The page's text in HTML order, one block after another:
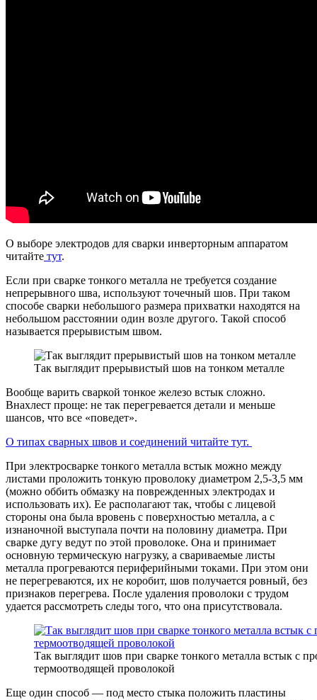
О выборе электродов для сварки инверторным аппаратом
читайте тут.
Если при сварке тонкого металла не требуется создание
непрерывного шва, используют точечный шов. При таком
способе сварки небольшого размера прихватки находятся на
небольшом расстоянии один возле другого. Такой способ
называется прерывистым швом.
Так выглядит прерывистый шов на тонком металле
Вообще варить сваркой тонкое железо встык сложно.
Внахлест проще: не так перегревается детали и меньше
шансов, что все «поведет».
О типах сварных швов и соединений читайте тут.
При электросварке тонкого металла встык можно между
листами проложить тонкую проволоку диаметром 2,5-3,5 мм
(можно оббить обмазку на поврежденных электродах и
использовать их). Ее располагают так, чтобы с лицевой
стороны она была вровень с поверхностью металла, а с
изнаночной выступала почти на половину диаметра. При
сварке дугу ведут по этой проволоке. Она и принимает
основную термическую нагрузку, а свариваемые листы
металла прогреваются периферийными токами. При этом они
не перегреваются, их не коробит, шов получается ровный, без
признаков перегрева. После удаления проволоки с трудом
удается рассмотреть следы того, что она присутствовала.
Так выглядит шов при сварке тонкого металла встык с
термоотводящей проволокой
Еще один способ — под место стыка положить пластины